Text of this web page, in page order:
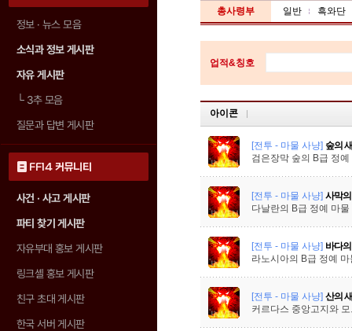
정보 · 뉴스 모음
소식과 정보 게시판
자유 게시판
└3추 모음
질문과 답변 게시판
FF14 커뮤니티
사건 · 사고 게시판
파티 찾기 게시판
자유부대 홍보 게시판
링크셸 홍보 게시판
친구 초대 게시판
한국 서버 게시판
총사령부
일반 흑와단
업적&칭호
아이콘
[전투 - 마물 사냥] 숲의
검은장막 숲의 B급 정
[전투 - 마물 사냥] 사막
다날란의 B급 정예 마
[전투 - 마물 사냥] 바다
라노시아의 B급 정예
[전투 - 마물 사냥] 산의
커르다스 중앙고지와